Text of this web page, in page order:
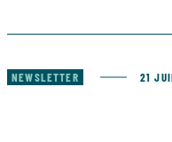
NEWSLETTER 21